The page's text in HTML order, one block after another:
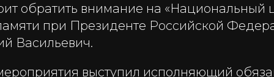
обратить внимание на «Национальный
при Президенте Российской
Васильевич.
выступил исполняющий